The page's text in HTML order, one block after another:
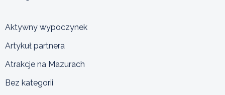
Aktywny wypoczynek
Artykuł partnera
Atrakcje na Mazurach
Bez kategorii